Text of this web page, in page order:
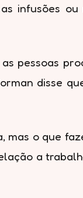
infusões
pessoas
disse
mas o que
a